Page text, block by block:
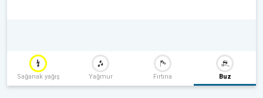
Sağanak yağış Yağmur Fırtına Buz